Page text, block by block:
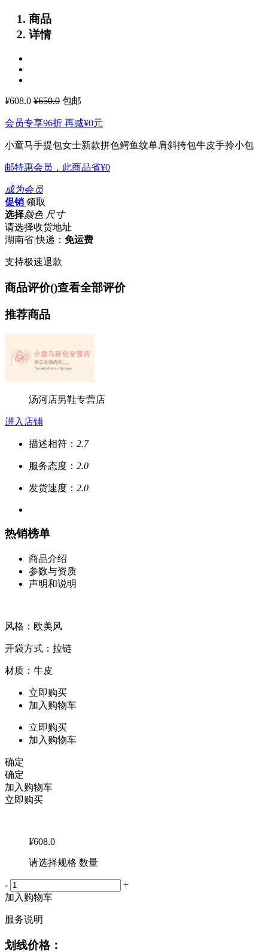
商品
详情
¥608.0 ¥650.0 包邮
会员专享96折 再减¥0元
小童马手提包女士新款拼色鳄鱼纹单肩斜挎包牛皮手拎小包
邮特惠会员，此商品省¥0
成为会员
促销 领取
选择颜色 尺寸
请选择收货地址
湖南省|快递： 免运费
支持极速退款
商品评价()查看全部评价
推荐商品
汤河店男鞋专营店
进入店铺
描述相符： 2.7
服务态度： 2.0
发货速度： 2.0
热销榜单
商品介绍
参数与资质
声明和说明
风格：欧美风
开袋方式：拉链
材质：牛皮
立即购买
加入购物车
立即购买
加入购物车
确定
确定
加入购物车
立即购买
¥608.0
请选择规格 数量
-
+
加入购物车
服务说明
划线价格：